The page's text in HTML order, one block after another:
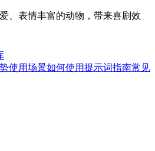
、表情丰富的动物，带来喜剧效
使用场景如何使用提示词指南常见